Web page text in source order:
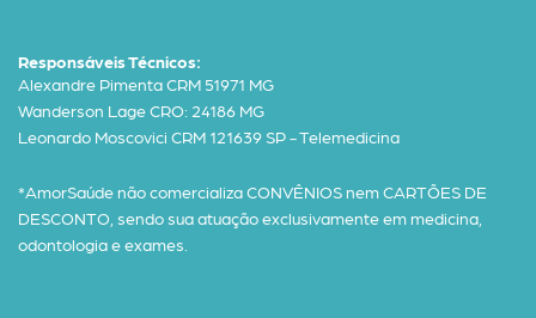
Responsáveis Técnicos:
Alexandre Pimenta CRM 51971 MG
Wanderson Lage CRO: 24186 MG
Leonardo Moscovici CRM 121639 SP - Telemedicina
*AmorSaúde não comercializa CONVÊNIOS nem CARTÕES DE
DESCONTO, sendo sua atuação exclusivamente em medicina,
odontologia e exames.